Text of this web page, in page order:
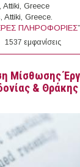
Attiki, Greece
Attiki, Greece.
ΠΛΗΡΟΦΟΡΙΕΣ”
Open Vacancies at
1537 εμφανίσεις
Μίσθωσης
& Θράκης